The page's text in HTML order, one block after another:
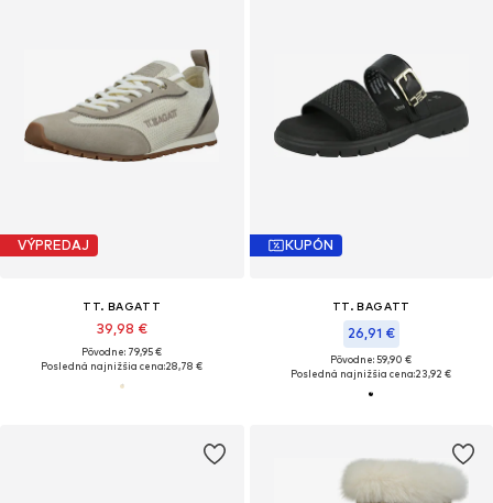
VÝPREDAJ
TT. BAGATT
39,98 €
Pôvodne: 79,95 €
Posledná najnižšia cena:28,78 €
KUPÓN
TT. BAGATT
26,91 €
Pôvodne: 59,90 €
Posledná najnižšia cena:23,92 €